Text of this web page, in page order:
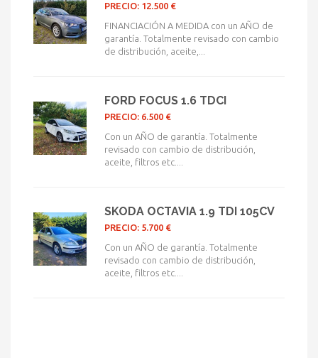
PRECIO: 12.500 €
FINANCIACIÓN A MEDIDA con un AÑO de
garantía. Totalmente revisado con cambio
de distribución, aceite,...
FORD FOCUS 1.6 TDCI
PRECIO: 6.500 €
Con un AÑO de garantía. Totalmente
revisado con cambio de distribución,
aceite, filtros etc....
SKODA OCTAVIA 1.9 TDI 105CV
PRECIO: 5.700 €
Con un AÑO de garantía. Totalmente
revisado con cambio de distribución,
aceite, filtros etc....